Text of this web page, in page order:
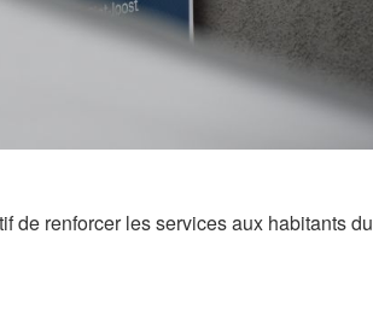
de renforcer les services aux habitants du